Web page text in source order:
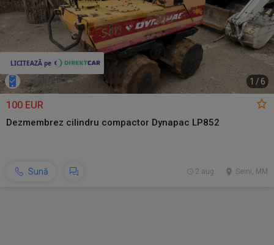
1 /6
100 EUR
Dezmembrez cilindru compactor Dynapac LP852
Sună Seini, MM
2 aug.